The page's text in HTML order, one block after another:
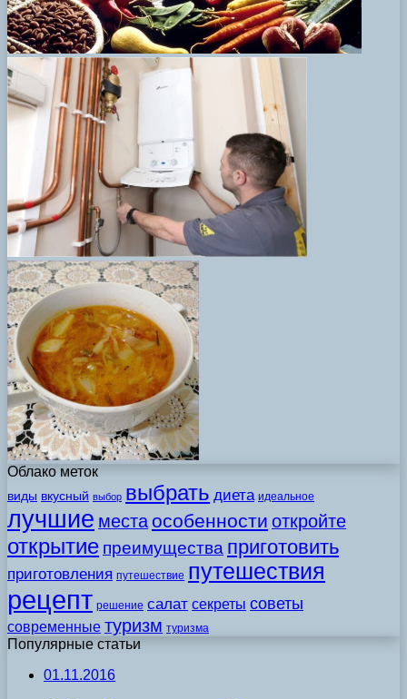
Облако меток
виды вкусный выбор выбрать диета идеальное
лучшие места особенности откройте
открытие преимущества приготовить
приготовления путешествие путешествия
рецепт решение салат секреты советы
современные туризм туризма
Популярные статьи
01.11.2016